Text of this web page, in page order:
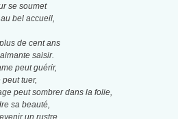
se soumet
bel accueil,
de cent ans
saisir.
peut guérir,
tuer,
peut sombrer dans la folie,
sa beauté,
un rustre,